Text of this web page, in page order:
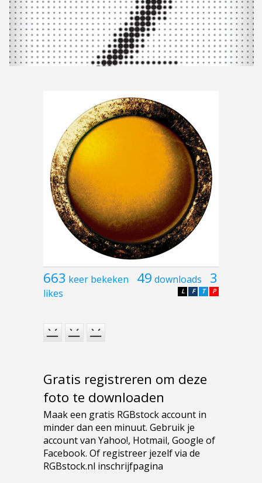
663 keer bekeken 49 downloads 3
likes P
T
F
L
Gratis registreren om deze
foto te downloaden